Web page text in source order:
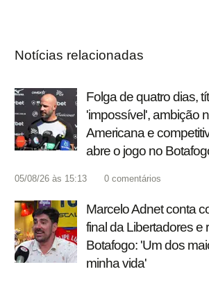
Notícias relacionadas
Folga de quatro dias,
'impossível', ambição
Americana e
abre o jogo no
05/08/26 às 15:13 0 comentários
Marcelo Adnet conta
final da Libertadores e
Botafogo: 'Um dos
minha vida'